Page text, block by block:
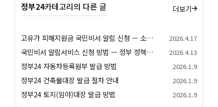
정부24카테고리의 다른 글 더보기
고유가 피해지원금 국민비서 알림 신청 — 소득 하위 70% 대상 확인·지급일정 안내 2026.4.17
국민비서 알림서비스 신청 방법 — 정부 정책 알림 받기 (네이버앱·카카오톡·토스) 2026.4.13
정부24 자동차등록원부 발급 방법 2026.1.9
정부24 건축물대장 발급 절차 안내 2026.1.9
정부24 토지(임야)대장 발급 방법 2026.1.9